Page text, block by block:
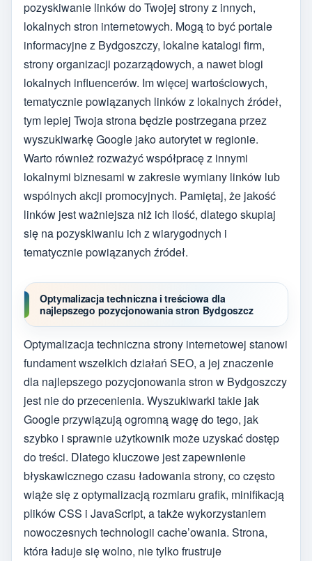
pozyskiwanie linków do Twojej strony z innych,
lokalnych stron internetowych. Mogą to być portale
informacyjne z Bydgoszczy, lokalne katalogi firm,
strony organizacji pozarządowych, a nawet blogi
lokalnych influencerów. Im więcej wartościowych,
tematycznie powiązanych linków z lokalnych źródeł,
tym lepiej Twoja strona będzie postrzegana przez
wyszukiwarkę Google jako autorytet w regionie.
Warto również rozważyć współpracę z innymi
lokalnymi biznesami w zakresie wymiany linków lub
wspólnych akcji promocyjnych. Pamiętaj, że jakość
linków jest ważniejsza niż ich ilość, dlatego skupiaj
się na pozyskiwaniu ich z wiarygodnych i
tematycznie powiązanych źródeł.
Optymalizacja techniczna i treściowa dla
najlepszego pozycjonowania stron Bydgoszcz
Optymalizacja techniczna strony internetowej stanowi
fundament wszelkich działań SEO, a jej znaczenie
dla najlepszego pozycjonowania stron w Bydgoszczy
jest nie do przecenienia. Wyszukiwarki takie jak
Google przywiązują ogromną wagę do tego, jak
szybko i sprawnie użytkownik może uzyskać dostęp
do treści. Dlatego kluczowe jest zapewnienie
błyskawicznego czasu ładowania strony, co często
wiąże się z optymalizacją rozmiaru grafik, minifikacją
plików CSS i JavaScript, a także wykorzystaniem
nowoczesnych technologii cache’owania. Strona,
która ładuje się wolno, nie tylko frustruje